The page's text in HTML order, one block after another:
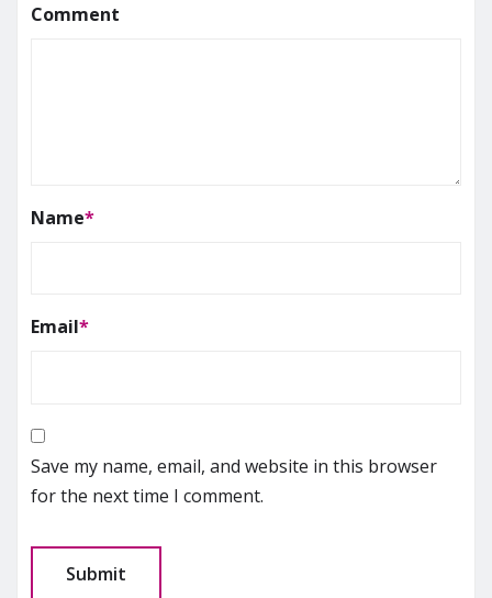
Comment
Name*
Email*
Save my name, email, and website in this browser
for the next time I comment.